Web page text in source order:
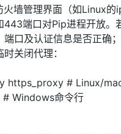
火墙管理界面（如Linux
端口对Pip进程开放。
端口及认证信息是否正确
关闭代理：
https_proxy # Linux/
Windows命令行